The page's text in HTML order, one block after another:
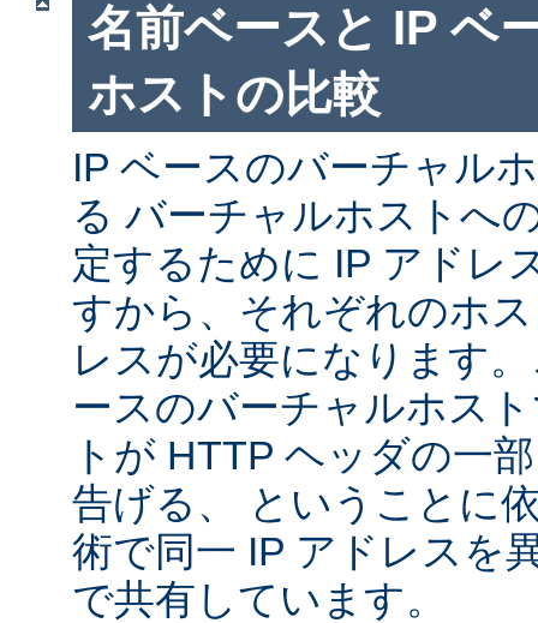
名前ベースと IP ベ
ホストの比較
IP ベースのバーチャル
る バーチャルホストへ
定するために IP アドレ
すから、それぞれのホ
レスが必要になります
ースのバーチャルホス
トが HTTP ヘッダの一
告げる、 ということに
術で同一 IP アドレスを
で共有しています。